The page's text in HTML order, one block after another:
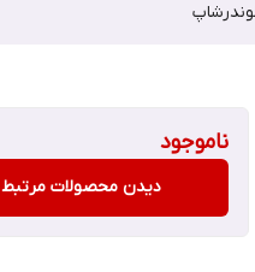
ناموجود
دیدن محصولات مرتبط